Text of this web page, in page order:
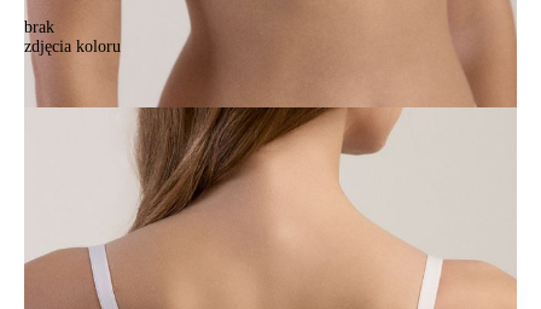
brak
zdjęcia koloru
Biustonosz CONTE ELEGANT AUTOGRAPH RB6168, r.70B, biały
Biustonosz CONTE ELEGANT AUTOGRAPH RB6168, r.70B, biały
112,90 zł
BRAK
ZDJĘCIA